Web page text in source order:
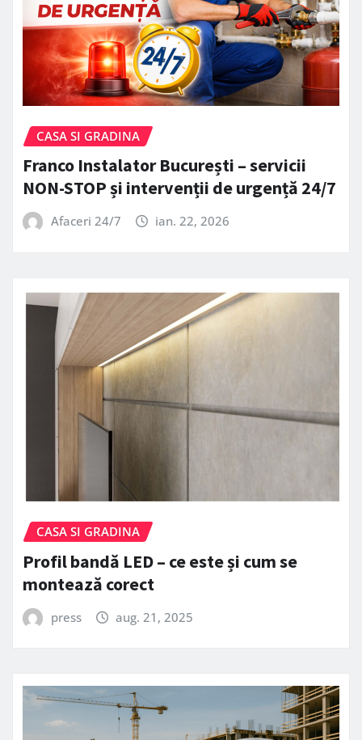
CASA SI GRADINA
Franco Instalator București – servicii
NON-STOP și intervenții de urgență 24/7
Afaceri 24/7 ian. 22, 2026
CASA SI GRADINA
Profil bandă LED – ce este și cum se
montează corect
press aug. 21, 2025